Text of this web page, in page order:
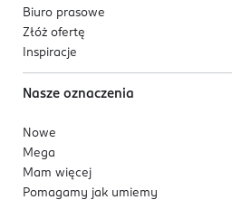
Biuro prasowe
Złóż ofertę
Inspiracje
Nasze oznaczenia
Nowe
Mega
Mam więcej
Pomagamy jak umiemy